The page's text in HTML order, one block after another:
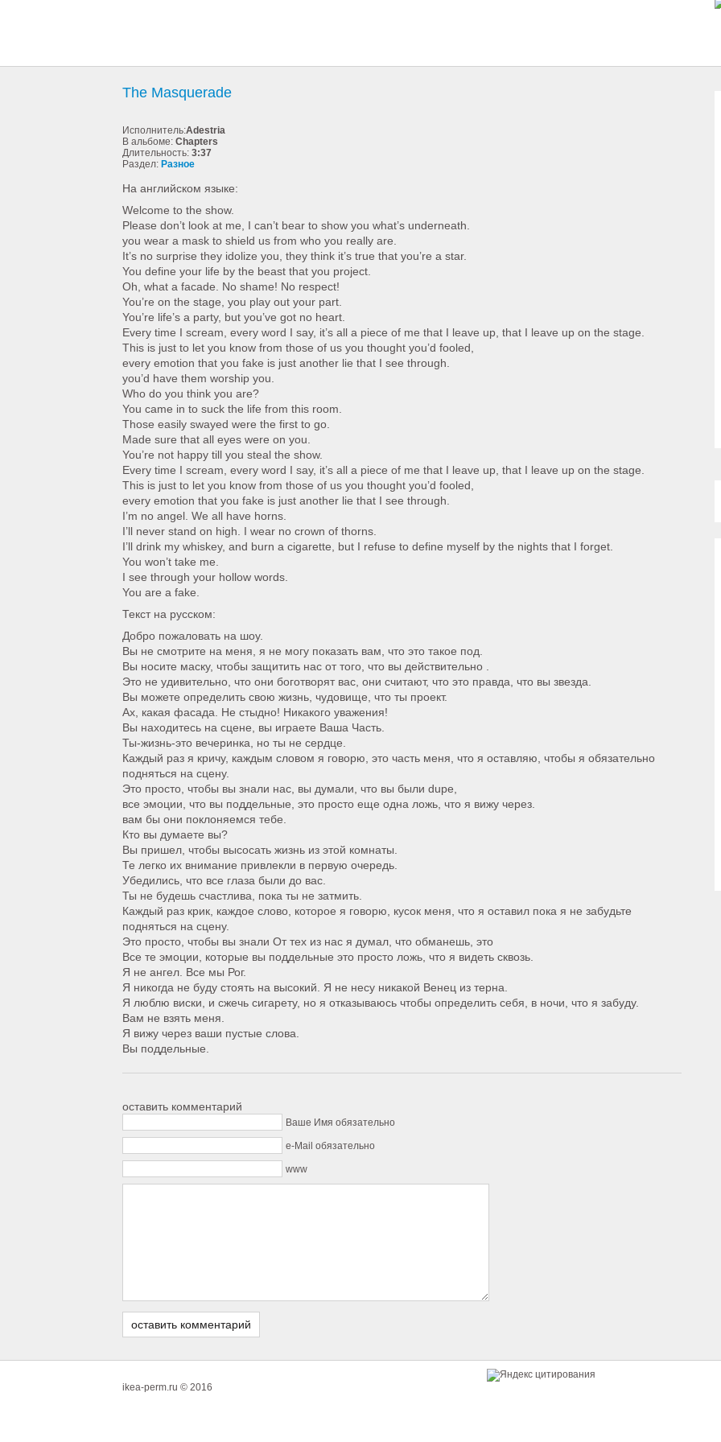
The Masquerade
Исполнитель:Adestria
В альбоме: Chapters
Длительность: 3:37
Раздел: Разное
На английском языке:
Welcome to the show.
Please don’t look at me, I can’t bear to show you what’s underneath.
you wear a mask to shield us from who you really are.
It’s no surprise they idolize you, they think it’s true that you’re a star.
You define your life by the beast that you project.
Oh, what a facade. No shame! No respect!
You’re on the stage, you play out your part.
You’re life’s a party, but you’ve got no heart.
Every time I scream, every word I say, it’s all a piece of me that I leave up, that I leave up on the stage.
This is just to let you know from those of us you thought you’d fooled,
every emotion that you fake is just another lie that I see through.
you’d have them worship you.
Who do you think you are?
You came in to suck the life from this room.
Those easily swayed were the first to go.
Made sure that all eyes were on you.
You’re not happy till you steal the show.
Every time I scream, every word I say, it’s all a piece of me that I leave up, that I leave up on the stage.
This is just to let you know from those of us you thought you’d fooled,
every emotion that you fake is just another lie that I see through.
I’m no angel. We all have horns.
I’ll never stand on high. I wear no crown of thorns.
I’ll drink my whiskey, and burn a cigarette, but I refuse to define myself by the nights that I forget.
You won’t take me.
I see through your hollow words.
You are a fake.
Текст на русском:
Добро пожаловать на шоу.
Вы не смотрите на меня, я не могу показать вам, что это такое под.
Вы носите маску, чтобы защитить нас от того, что вы действительно .
Это не удивительно, что они боготворят вас, они считают, что это правда, что вы звезда.
Вы можете определить свою жизнь, чудовище, что ты проект.
Ах, какая фасада. Не стыдно! Никакого уважения!
Вы находитесь на сцене, вы играете Ваша Часть.
Ты-жизнь-это вечеринка, но ты не сердце.
Каждый раз я кричу, каждым словом я говорю, это часть меня, что я оставляю, чтобы я обязательно
подняться на сцену.
Это просто, чтобы вы знали нас, вы думали, что вы были dupe,
все эмоции, что вы поддельные, это просто еще одна ложь, что я вижу через.
вам бы они поклоняемся тебе.
Кто вы думаете вы?
Вы пришел, чтобы высосать жизнь из этой комнаты.
Те легко их внимание привлекли в первую очередь.
Убедились, что все глаза были до вас.
Ты не будешь счастлива, пока ты не затмить.
Каждый раз крик, каждое слово, которое я говорю, кусок меня, что я оставил пока я не забудьте
подняться на сцену.
Это просто, чтобы вы знали От тех из нас я думал, что обманешь, это
Все те эмоции, которые вы поддельные это просто ложь, что я видеть сквозь.
Я не ангел. Все мы Рог.
Я никогда не буду стоять на высокий. Я не несу никакой Венец из терна.
Я люблю виски, и сжечь сигарету, но я отказываюсь чтобы определить себя, в ночи, что я забуду.
Вам не взять меня.
Я вижу через ваши пустые слова.
Вы поддельные.
оставить комментарий
Ваше Имя обязательно
e-Mail обязательно
www
ikea-perm.ru © 2016